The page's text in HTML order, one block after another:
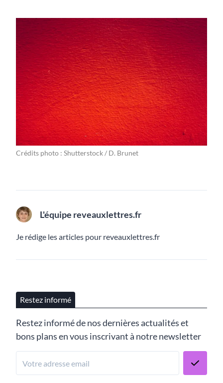
Crédits photo : Shutterstock / D. Brunet
L'équipe reveauxlettres.fr
Je rédige les articles pour reveauxlettres.fr
Restez informé
Restez informé de nos dernières actualités et
bons plans en vous inscrivant à notre newsletter